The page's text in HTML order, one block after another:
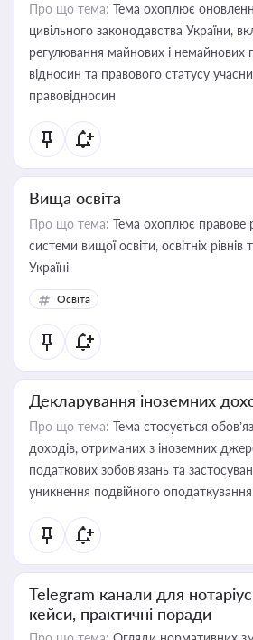
Про що тема: Тема охоплює
цивільного законодавства України,
регулювання майнових і немайнових
відносин та правового статусу
правовідносин
Вища освіта
Про що тема: Тема охоплює правове
системи вищої освіти, освітніх рівнів
Україні
Освіта
Декларування іноземних
Про що тема: Тема стосується
доходів, отриманих з іноземних
податкових зобов’язань та
уникнення подвійного оподаткування
Telegram канали для
кейси, практичні поради